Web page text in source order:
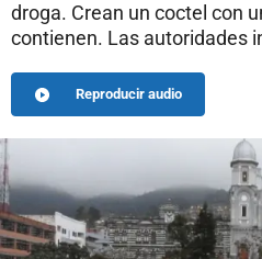
droga. Crean un coctel con
contienen. Las autoridades
Reproducir audio